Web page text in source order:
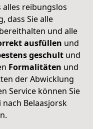
alles reibungslos
dass Sie alle
und alle
ausfüllen und
geschult und
Formalitäten und
der Abwicklung
Service können Sie
Belaasjorsk